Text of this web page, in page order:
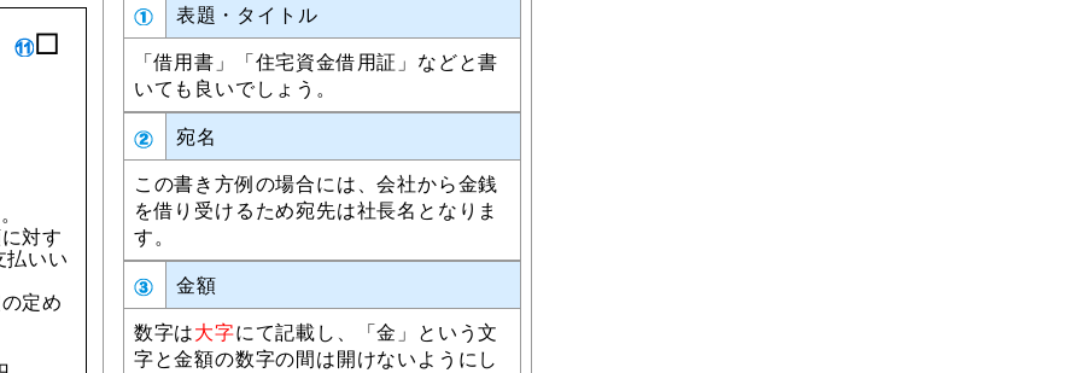
□
対す
払いい
定め
表題・タイトル
「借用書」「住宅資金借用証」などと書
いても良いでしょう。
宛名
この書き方例の場合には、会社から金銭
を借り受けるため宛先は社長名となりま
す。
金額
数字は大字にて記載し、「金」という文
字と金額の数字の間は開けないようにし